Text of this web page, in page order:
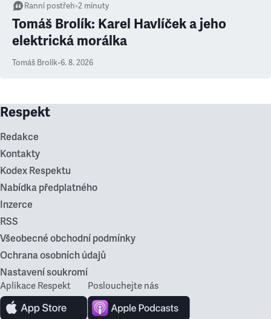
Ranní postřeh•2 minuty
Tomáš Brolík: Karel Havlíček a jeho
elektrická morálka
Tomáš Brolík•6. 8. 2026
Respekt
Redakce
Kontakty
Kodex Respektu
Nabídka předplatného
Inzerce
RSS
Všeobecné obchodní podmínky
Ochrana osobních údajů
Nastavení soukromí
Aplikace Respekt Poslouchejte nás